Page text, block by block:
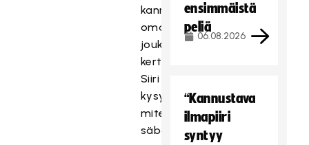
kannustaa
omaa
joukkuetta,
kertoo
Siiri
kysyttäessä
miten
säbäpäivä on
ensimmäistä
peliä
06.08.2026
“Kannustava
ilmapiiri
syntyy